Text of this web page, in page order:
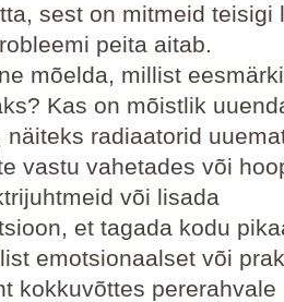
sest on mitmeid teisigi
peita aitab.
mõelda, millist
Kas on mõistlik
näiteks radiaatorid
vastu vahetades või
või lisada
et tagada kodu
emotsionaalset või
kokkuvõttes pererahvale